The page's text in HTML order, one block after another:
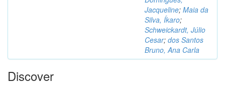
Jacqueline; Maia da
Silva, Íkaro;
Schweickardt, Júlio
Cesar; dos Santos
Bruno, Ana Carla
Discover